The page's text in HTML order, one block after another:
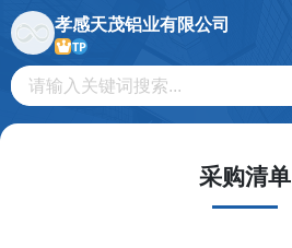
孝感天茂铝业有限公司
TP
采购清单